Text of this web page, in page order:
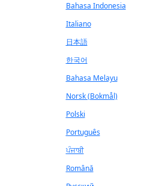
Bahasa Indonesia
Italiano
日本語
한국어
Bahasa Melayu
Norsk (Bokmål)
Polski
Português
ਪੰਜਾਬੀ
Română